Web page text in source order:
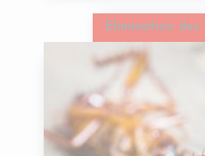
Elimination des